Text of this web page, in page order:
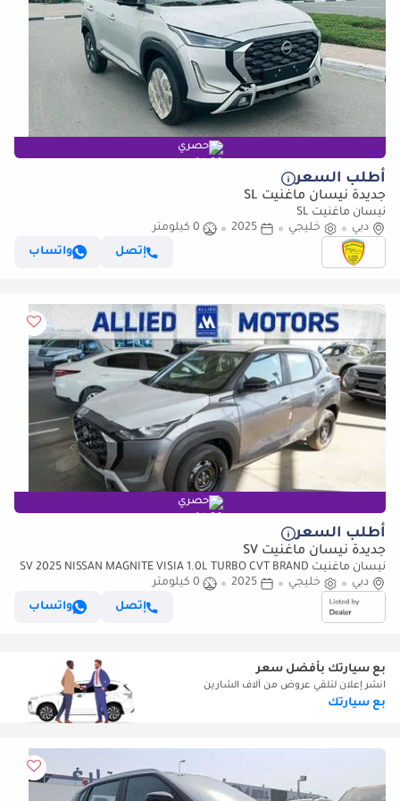
حصري
أطلب السعر
جديدة نيسان ماغنيت SL
نيسان ماغنيت SL
دبي
خليجي 2025
0 كيلومتر
إتصل
واتساب
حصري
أطلب السعر
جديدة نيسان ماغنيت SV
نيسان ماغنيت SV 2025 NISSAN MAGNITE VISIA 1.0L TURBO CVT BRAND
NEW 0KM
دبي خليجي 2025
0 كيلومتر
إتصل
واتساب
بع سيارتك بأفضل سعر
انشر إعلان لتلقي عروض من آلاف الشارين
بع سيارتك